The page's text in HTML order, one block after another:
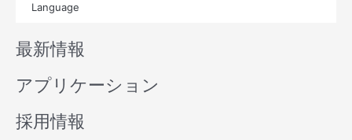
u
b
e
i
n
Language
最新情報
アプリケーション
採用情報